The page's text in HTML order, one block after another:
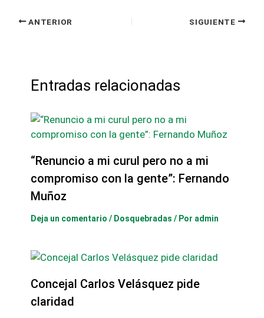
ANTERIOR SIGUIENTE
Entradas relacionadas
“Renuncio a mi curul pero no a mi
compromiso con la gente”: Fernando
Muñoz
Deja un comentario / Dosquebradas / Por admin
Concejal Carlos Velásquez pide
claridad